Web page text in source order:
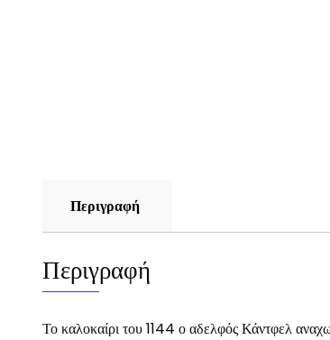
Περιγραφή
Περιγραφή
Το καλοκαίρι του 1144 ο αδελφός Κάντφελ